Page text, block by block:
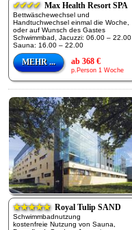
✔✔✔✔ Max Health Resort SPA
Bettwäschewechsel und
Handtuchwechsel einmal die Woche,
oder auf Wunsch des Gastes
Schwimmbad, Jacuzzi: 06.00 – 22.00
Sauna: 16.00 – 22.00
MEHR ... ab 368 €
p.Person 1 Woche
★★★★★Royal Tulip SAND
Schwimmbadnutzung
kostenfreie Nutzung von Sauna,